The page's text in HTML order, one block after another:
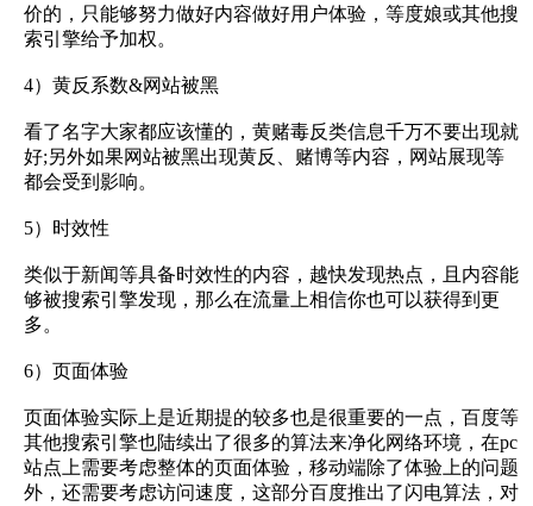
价的，只能够努力做好内容做好用户体验，等度娘或其他搜
索引擎给予加权。
4）黄反系数&网站被黑
看了名字大家都应该懂的，黄赌毒反类信息千万不要出现就
好;另外如果网站被黑出现黄反、赌博等内容，网站展现等
都会受到影响。
5）时效性
类似于新闻等具备时效性的内容，越快发现热点，且内容能
够被搜索引擎发现，那么在流量上相信你也可以获得到更
多。
6）页面体验
页面体验实际上是近期提的较多也是很重要的一点，百度等
其他搜索引擎也陆续出了很多的算法来净化网络环境，在pc
站点上需要考虑整体的页面体验，移动端除了体验上的问题
外，还需要考虑访问速度，这部分百度推出了闪电算法，对